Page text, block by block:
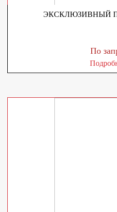
ЭКСКЛЮЗИВНЫЙ
По